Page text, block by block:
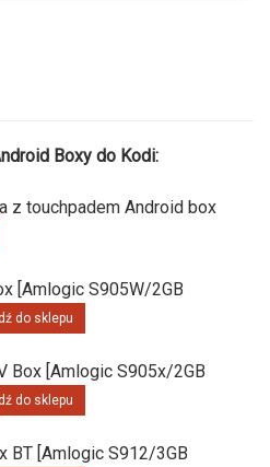
Boxy do Kodi:
z touchpadem Android box
[Amlogic S905W/2GB
do sklepu
Box [Amlogic S905x/2GB
do sklepu
BT [Amlogic S912/3GB